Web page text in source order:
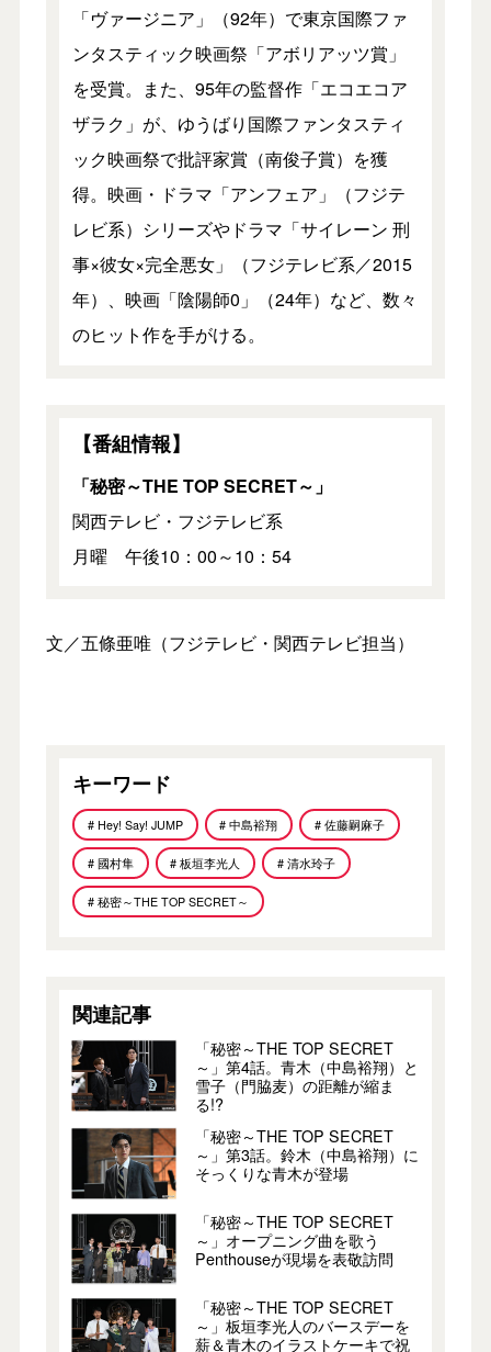
「ヴァージニア」（92年）で東京国際ファ
ンタスティック映画祭「アボリアッツ賞」
を受賞。また、95年の監督作「エコエコア
ザラク」が、ゆうばり国際ファンタスティ
ック映画祭で批評家賞（南俊子賞）を獲
得。映画・ドラマ「アンフェア」（フジテ
レビ系）シリーズやドラマ「サイレーン 刑
事×彼女×完全悪女」（フジテレビ系／2015
年）、映画「陰陽師0」（24年）など、数々
のヒット作を手がける。
【番組情報】
「秘密～THE TOP SECRET～」
関西テレビ・フジテレビ系
月曜 午後10：00～10：54
文／五條亜唯（フジテレビ・関西テレビ担当）
キーワード
# Hey! Say! JUMP # 中島裕翔 # 佐藤嗣麻子
# 國村隼 # 板垣李光人 # 清水玲子
# 秘密～THE TOP SECRET～
関連記事
「秘密～THE TOP SECRET
～」第4話。青木（中島裕翔）と
雪子（門脇麦）の距離が縮ま
る!?
「秘密～THE TOP SECRET
～」第3話。鈴木（中島裕翔）に
そっくりな青木が登場
「秘密～THE TOP SECRET
～」オープニング曲を歌う
Penthouseが現場を表敬訪問
「秘密～THE TOP SECRET
～」板垣李光人のバースデーを
薪＆青木のイラストケーキで祝